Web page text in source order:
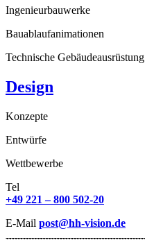
Ingenieurbauwerke
Bauablaufanimationen
Technische Gebäudeausrüstung
Design
Konzepte
Entwürfe
Wettbewerbe
Tel
+49 221 – 800 502-20
E-Mail post@hh-vision.de